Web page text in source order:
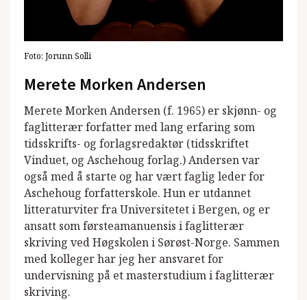
Foto: Jorunn Solli
Merete Morken Andersen
Merete Morken Andersen (f. 1965) er skjønn- og
faglitterær forfatter med lang erfaring som
tidsskrifts- og forlagsredaktør (tidsskriftet
Vinduet, og Aschehoug forlag.) Andersen var
også med å starte og har vært faglig leder for
Aschehoug forfatterskole. Hun er utdannet
litteraturviter fra Universitetet i Bergen, og er
ansatt som førsteamanuensis i faglitterær
skriving ved Høgskolen i Sørøst-Norge. Sammen
med kolleger har jeg her ansvaret for
undervisning på et masterstudium i faglitterær
skriving.